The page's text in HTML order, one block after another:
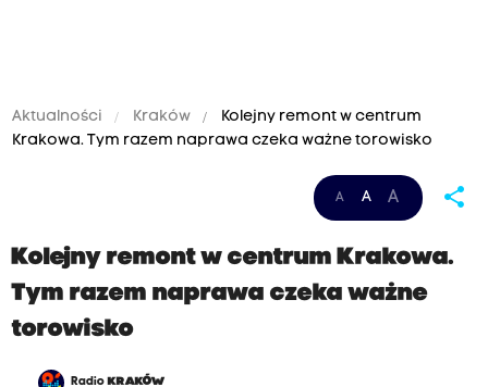
Aktualności Kraków
Kolejny remont w centrum
Krakowa. Tym razem naprawa czeka ważne torowisko
A A A share
Kolejny remont w centrum Krakowa.
Tym razem naprawa czeka ważne
torowisko
Radio KRAKÓW